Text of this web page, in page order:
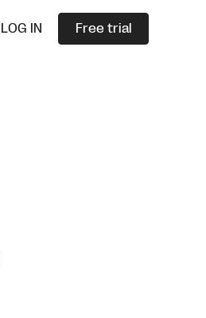
LOG IN Free trial